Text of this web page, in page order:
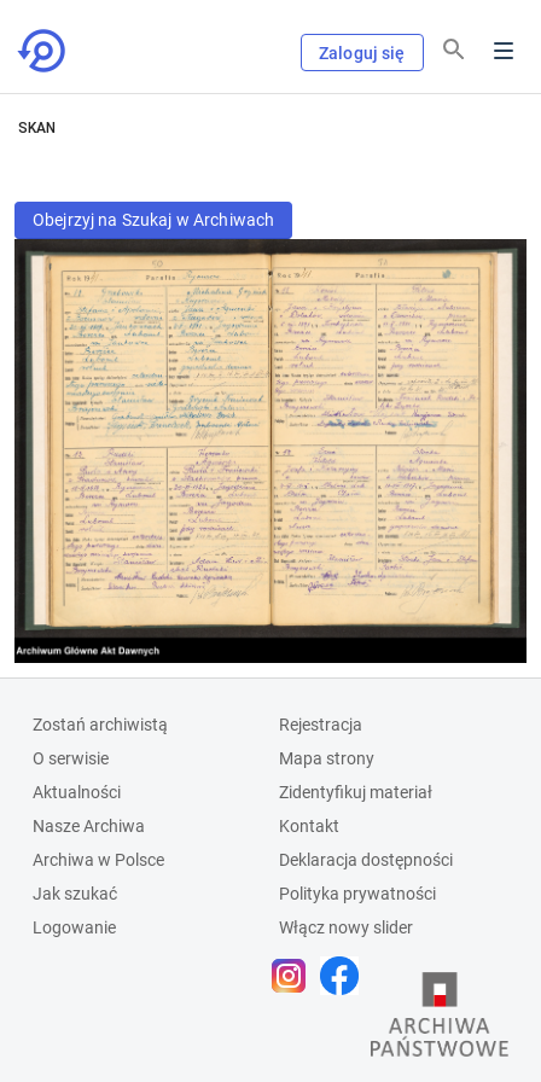
Zaloguj się
SKAN
Obejrzyj na Szukaj w Archiwach
Zostań archiwistą
O serwisie
Aktualności
Nasze Archiwa
Archiwa w Polsce
Jak szukać
Logowanie
Rejestracja
Mapa strony
Zidentyfikuj materiał
Kontakt
Deklaracja dostępności
Polityka prywatności
Włącz nowy slider